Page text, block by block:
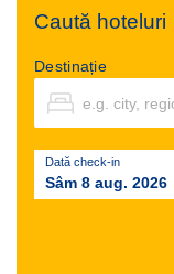
Caută hoteluri
Destinație
Dată check-in
Sâm 8 aug. 2026